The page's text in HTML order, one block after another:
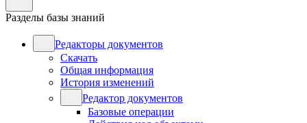
Разделы базы знаний
Редакторы документов
Скачать
Общая информация
История изменений
Редактор документов
Базовые операции